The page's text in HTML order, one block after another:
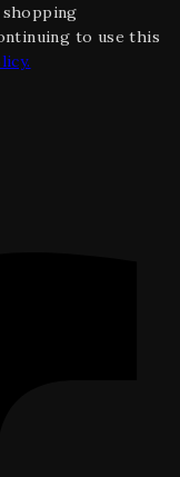
to use this